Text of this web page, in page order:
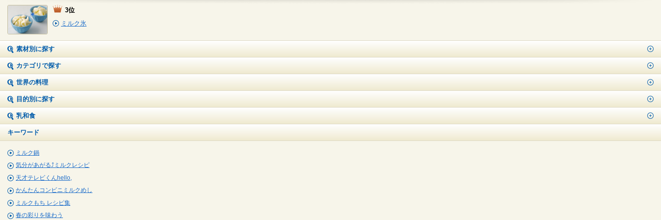
3位
ミルク氷
素材別に探す
カテゴリで探す
世界の料理
目的別に探す
乳和食
キーワード
ミルク鍋
気分があがる⤴ミルクレシピ
天才テレビくんhello,
かんたんコンビニミルクめし
ミルクもち レシピ集
春の彩りを味わう